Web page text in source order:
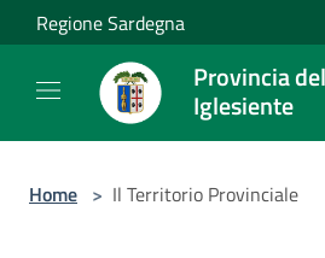
Salta al contenuto principale
Regione Sardegna
Provincia
Iglesiente
Home > Il Territorio Provinciale